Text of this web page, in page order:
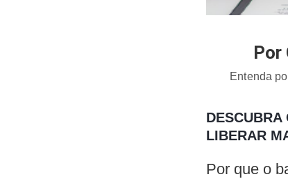
Por
Entenda
DESCUBRA
LIBERAR
Por que o